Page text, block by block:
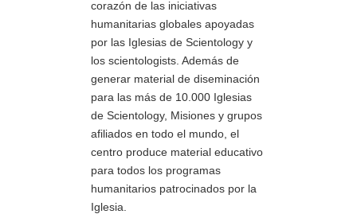
corazón de las iniciativas
humanitarias globales apoyadas
por las Iglesias de Scientology y
los scientologists. Además de
generar material de diseminación
para las más de 10.000 Iglesias
de Scientology, Misiones y grupos
afiliados en todo el mundo, el
centro produce material educativo
para todos los programas
humanitarios patrocinados por la
Iglesia.